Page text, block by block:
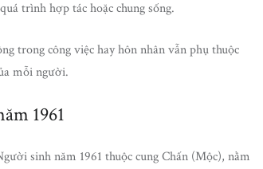
trình hợp tác hoặc chung sống.
trong công việc hay hôn nhân vẫn phụ thuộc
mỗi người.
1961
sinh năm 1961 thuộc cung Chấn (Mộc), nằm